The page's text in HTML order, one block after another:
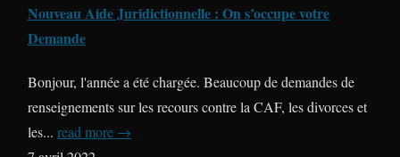
Nouveau Aide Juridictionnelle : On s’occupe votre
Demande
Bonjour, l'année a été chargée. Beaucoup de demandes de
renseignements sur les recours contre la CAF, les divorces et
les... read more →